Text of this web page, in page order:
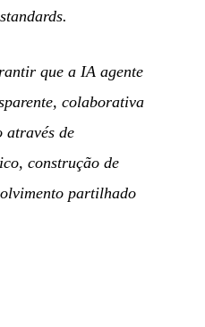
que a IA agente
colaborativa
através de
construção de
partilhado